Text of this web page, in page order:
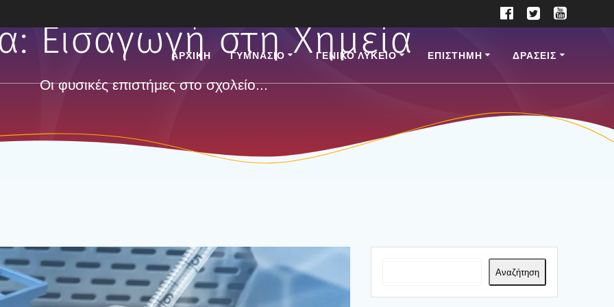
ΑΡΧΙΚΗ ΓΥΜΝΑΣΙΟ ΓΕΝΙΚΟ ΛΥΚΕΙΟ ΕΠΙ­ΣΤΗ­ΜΗ ΔΡΑΣΕΙΣ
Εισαγωγή στη Χημεία
Οι φυσικές επιστήμες στο σχολείο...
Αναζήτηση